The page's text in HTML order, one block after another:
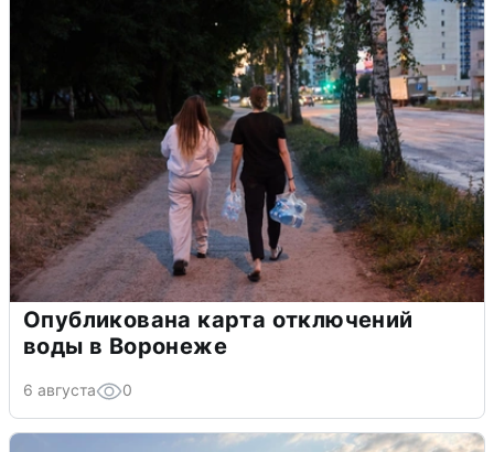
Опубликована карта отключений
воды в Воронеже
6 августа 0